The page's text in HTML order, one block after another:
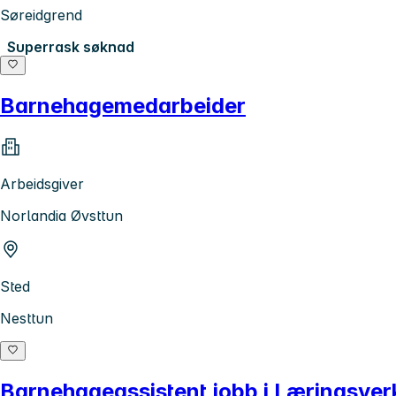
Søreidgrend
Superrask søknad
Barnehagemedarbeider
Arbeidsgiver
Norlandia Øvsttun
Sted
Nesttun